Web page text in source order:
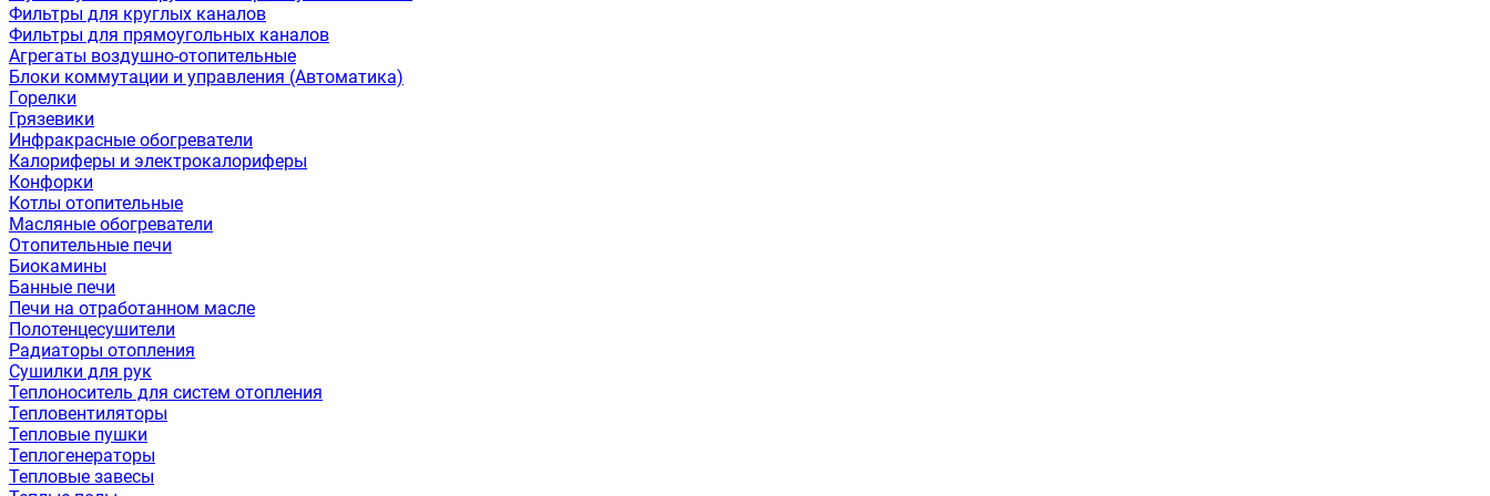
Фильтры для круглых каналов
Фильтры для прямоугольных каналов
Агрегаты воздушно-отопительные
Блоки коммутации и управления (Автоматика)
Горелки
Грязевики
Инфракрасные обогреватели
Калориферы и электрокалориферы
Конфорки
Котлы отопительные
Масляные обогреватели
Отопительные печи
Биокамины
Банные печи
Печи на отработанном масле
Полотенцесушители
Радиаторы отопления
Сушилки для рук
Теплоноситель для систем отопления
Тепловентиляторы
Тепловые пушки
Теплогенераторы
Тепловые завесы